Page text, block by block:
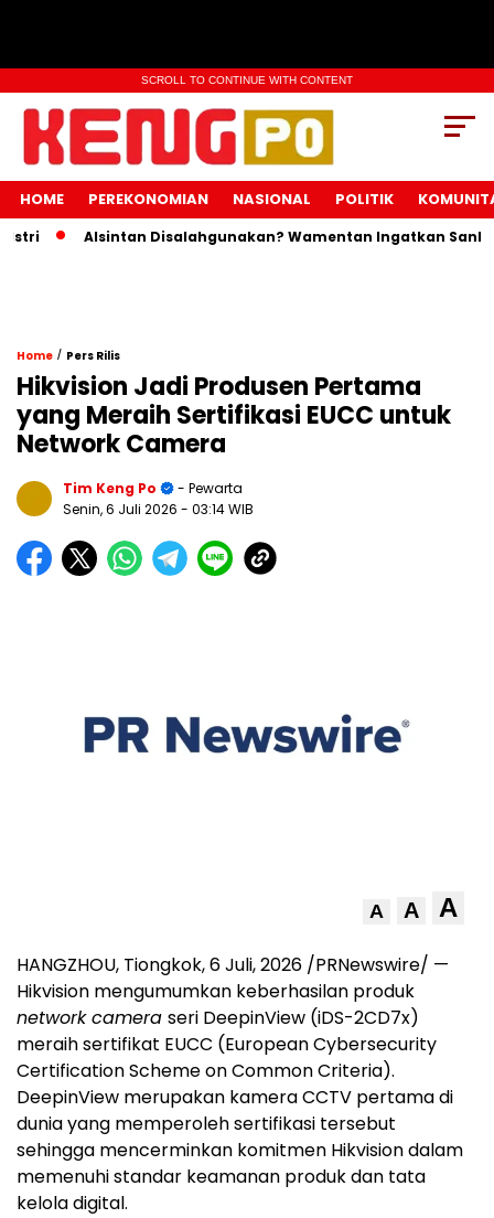
SCROLL TO CONTINUE WITH CONTENT
HOME PEREKONOMIAN NASIONAL POLITIK
Alsintan Disalahgunakan? Wamentan Ingatkan Sanksi
Home / Pers Rilis
Hikvision Jadi Produsen Pertama
yang Meraih Sertifikasi EUCC untuk
Network Camera
Tim Keng Po
- Pewarta
Senin, 6 Juli 2026 - 03:14 WIB
A A A
HANGZHOU, Tiongkok,6 Juli, 2026 /PRNewswire/ —
Hikvision mengumumkan keberhasilan produk
network camera seri DeepinView (iDS-2CD7x)
meraih sertifikat EUCC (European Cybersecurity
Certification Scheme on Common Criteria).
DeepinView merupakan kamera CCTV pertama di
dunia yang memperoleh sertifikasi tersebut
sehingga mencerminkan komitmen Hikvision dalam
memenuhi standar keamanan produk dan tata
kelola digital.